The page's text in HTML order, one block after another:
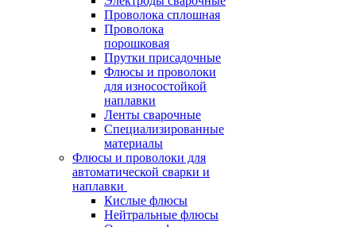
Проволока сплошная
Проволока
порошковая
Прутки присадочные
Флюсы и проволоки
для износостойкой
наплавки
Ленты сварочные
Специализированные
материалы
Флюсы и проволоки для
автоматической сварки и
наплавки
Кислые флюсы
Нейтральные флюсы